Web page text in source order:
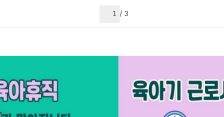
현재 페이지
3